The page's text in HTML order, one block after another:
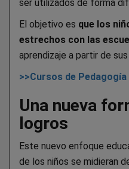
ser utilizados de forma
El objetivo es que los
estrechos con las
aprendizaje a partir de
>>Cursos de
Una nueva
logros
Este nuevo enfoque
de los niños se midieran